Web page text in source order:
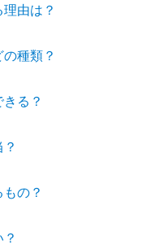
由は？
種類？
る？
の？